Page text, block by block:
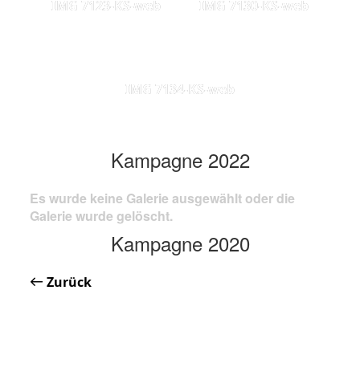
IMG 7123-KS-web IMG 7130-KS-web
IMG 7134-KS-web
Kampagne 2022
Es wurde keine Galerie ausgewählt oder die
Galerie wurde gelöscht.
Kampagne 2020
Zurück